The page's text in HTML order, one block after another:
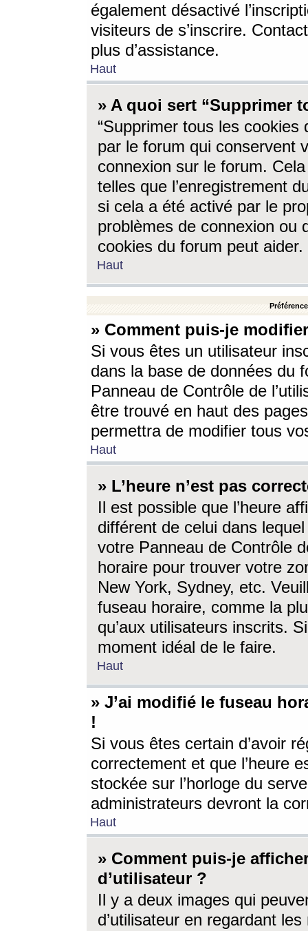
également désactivé
visiteurs de s’inscrire.
plus d’assistance.
Haut
» A quoi sert “Supprimer
“Supprimer tous les cookies
par le forum qui conservent
connexion sur le forum.
telles que l’enregistrement
si cela a été activé par le
problèmes de connexion ou
cookies du forum peut aider.
Haut
» Comment puis-je
Si vous êtes un utilisateur
dans la base de données du
Panneau de Contrôle de
être trouvé en haut des
permettra de modifier tous
Haut
» L’heure n’est pas
Il est possible que l’heure
différent de celui dans
votre Panneau de Contrôle
horaire pour trouver votre
New York, Sydney, etc.
fuseau horaire, comme la
qu’aux utilisateurs inscrits.
moment idéal de le faire.
Haut
» J’ai modifié le fuseau
!
Si vous êtes certain d’avoir
correctement et que l’heure
stockée sur l’horloge du
administrateurs devront la
Haut
» Comment puis-je
d’utilisateur ?
Il y a deux images qui
d’utilisateur en regardant